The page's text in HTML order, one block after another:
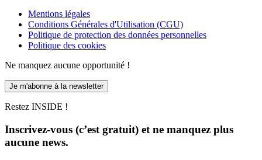
Mentions légales
Conditions Générales d'Utilisation (CGU)
Politique de protection des données personnelles
Politique des cookies
Ne manquez aucune opportunité !
Je m'abonne à la newsletter
Restez INSIDE !
Inscrivez-vous (c’est gratuit) et ne manquez plus
aucune news.